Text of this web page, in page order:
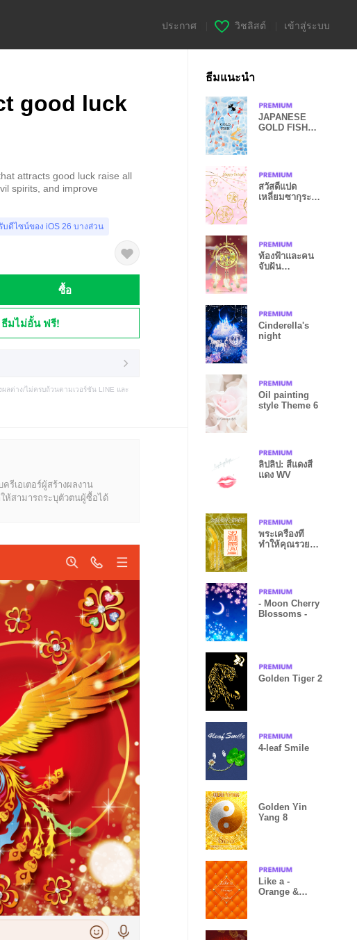
ประกาศ วิชลิสต์ เข้าสู่ระบบ
good luck
attracts good luck raise all
spirits, and improve
บดีไซน์ของ iOS 26 บางส่วน
ซื้อ
ธีมไม่อั้น ฟรี!
ลต่าง/ไม่ครบถ้วนตามเวอร์ชัน LINE และ
รีเอเตอร์ผู้สร้างผลงาน
ห้สามารถระบุตัวตนผู้ซื้อได้
ธีมแนะนำ
JAPANESE
GOLD FISH
สวัสดีแปด
เหลี่ยมซากุระ
ท้องฟ้าและคน
จับฝัน
Cinderella's
night
Oil painting
style Theme 6
ลิปลิป: สีแดงสี
แดง WV
พระเครื่องที่
ทำให้คุณรวย
- Moon Cherry
Blossoms -
Golden Tiger 2
4-leaf Smile
Golden Yin
Yang 8
Like a -
Orange &